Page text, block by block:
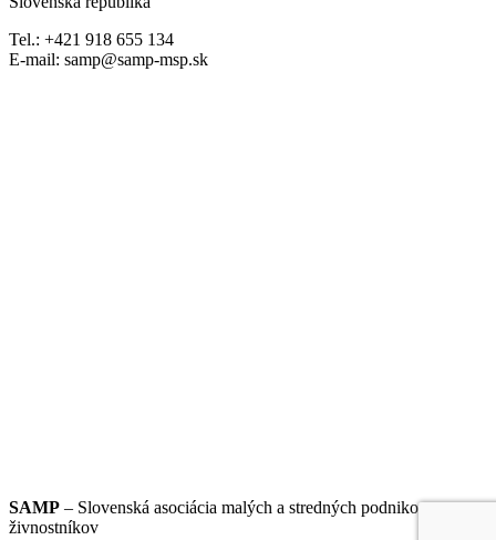
Tel.: +421 918 655 134
E-mail: samp@samp-msp.sk
SAMP – Slovenská asociácia malých a stredných podnikov a
živnostníkov